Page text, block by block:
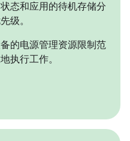
态和应用的待机存储分
级。
的电源管理资源限制范
执行工作。